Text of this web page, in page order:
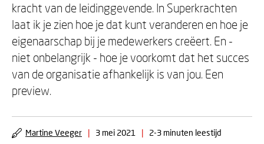
kracht van de leidinggevende. In Superkrachten
laat ik je zien hoe je dat kunt veranderen en hoe je
eigenaarschap bij je medewerkers creëert. En -
niet onbelangrijk - hoe je voorkomt dat het succes
van de organisatie afhankelijk is van jou. Een
preview.
Martine Veeger | 3 mei 2021 | 2-3 minuten leestijd